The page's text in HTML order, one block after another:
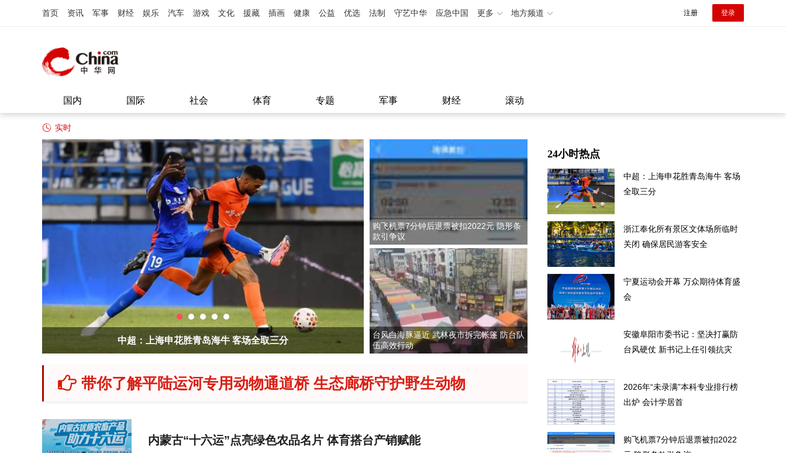
首页 资讯 军事 财经 娱乐 汽车 游戏 文化 援藏 插画 健康 公益 优选 法制 守艺中华 应急中国 更多 地方频道 注册 登录
国内 国际 社会 体育 专题 军事 财经 滚动
实时
浙江奉化所有景区文体场所临时关闭 确保居民游客安全 宁夏运动会开幕 万众期待体育盛会 安徽阜阳市委
购飞机票7分钟后退票被扣2022元 隐形条
款引争议
台风白海豚逼近 武林夜市拆完帐篷 防台队
伍高效行动
带你了解平陆运河专用动物通道桥 生态廊桥守护野生动物
内蒙古“十六运”点亮绿色农品名片 体育搭台产销赋能
24小时热点
中超：上海申花胜青岛海牛 客场
全取三分
浙江奉化所有景区文体场所临时
关闭 确保居民游客安全
宁夏运动会开幕 万众期待体育盛
会
安徽阜阳市委书记：坚决打赢防
台风硬仗 新书记上任引领抗灾
2026年“未录满”本科专业排行榜
出炉 会计学居首
购飞机票7分钟后退票被扣2022